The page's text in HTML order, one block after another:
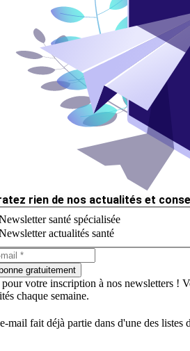
rien de nos actualités et
santé spécialisée
actualités santé
gratuitement
votre inscription à nos newsletters !
chaque semaine.
mail fait déjà partie dans d'une des listes